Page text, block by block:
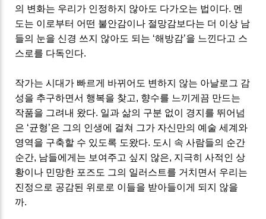
의 변화는 우리가 인정하지 않아도 다가오는 법이다. 멘
도는 이로부터 어떤 불안감이나 절망감보다는 더 이상 남
들의 눈을 신경 쓰지 않아도 되는 ‘해방감’을 느낀다고 스
스로를 다독인다.
작가는 시대가 빠르게 바뀌어도 변하지 않는 아날로그 감
성을 추구하면서 행복을 찾고, 향수를 느끼게끔 만드는
작품을 그려내 왔다. 일과 삶의 구분 없이 경지를 뛰어넘
은 ‘균형’은 그의 인생에 걸쳐 그가 자신만의 예술 세계와
영역을 구축할 수 있도록 도왔다. 도시 속 사람들의 순간
순간, 남들에게는 보여주고 싶지 않은, 지극히 사적인 상
황이나 민망한 포즈도 그의 일러스트를 거치면서 우리는
진정으로 공감된 위로로 이들을 받아들이게 되지 않을
까.